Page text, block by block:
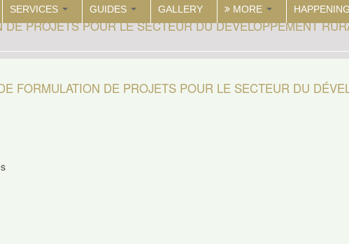
SERVICES GUIDES GALLERY MORE
PROJETS POUR LE SECTEUR DU DÉVELOPPEMENT
FORMULATION DE PROJETS POUR LE SECTEUR DU